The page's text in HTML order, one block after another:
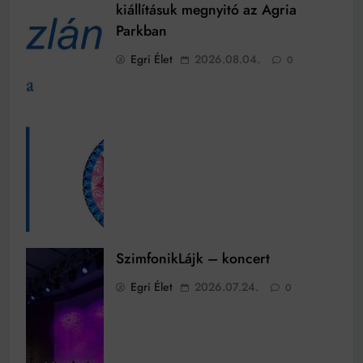
kiállításuk megnyitó az Agria
Parkban
Egri Élet 2026.08.04. 0
SzimfonikLájk – koncert
Egri Élet 2026.07.24. 0